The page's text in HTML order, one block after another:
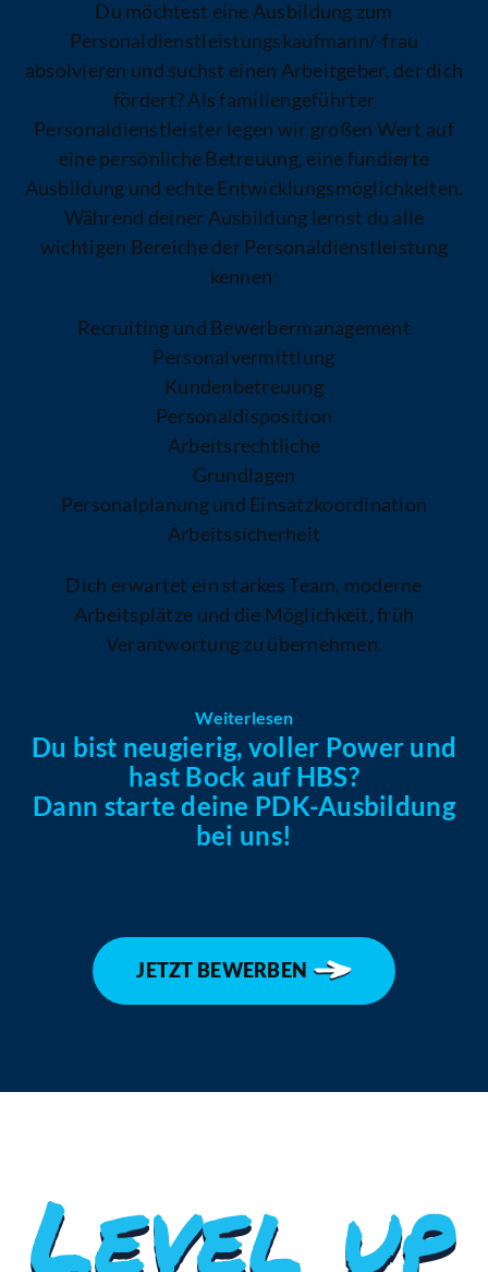
Du möchtest eine Ausbildung zum
Personaldienstleistungskaufmann/-frau
absolvieren und suchst einen Arbeitgeber, der dich
fördert? Als familiengeführter
Personaldienstleister legen wir großen Wert auf
eine persönliche Betreuung, eine fundierte
Ausbildung und echte Entwicklungsmöglichkeiten.
Während deiner Ausbildung lernst du alle
wichtigen Bereiche der Personaldienstleistung
kennen:
Recruiting und Bewerbermanagement
Personalvermittlung
Kundenbetreuung
Personaldisposition
Arbeitsrechtliche
Grundlagen
Personalplanung und Einsatzkoordination
Arbeitssicherheit
Dich erwartet ein starkes Team, moderne
Arbeitsplätze und die Möglichkeit, früh
Verantwortung zu übernehmen.
Weiterlesen
Du bist neugierig, voller Power und
hast Bock auf HBS?
Dann starte deine PDK-Ausbildung
bei uns!
JETZT BEWERBEN